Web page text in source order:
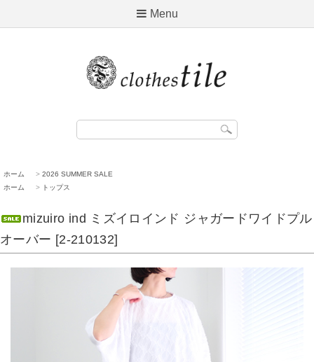
Menu
ホーム > 2026 SUMMER SALE
ホーム
> トップス
mizuiro ind ミズイロインド ジャガードワイドプル
オーバー [2-210132]